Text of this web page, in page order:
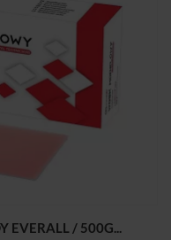
EVERALL / 500G...